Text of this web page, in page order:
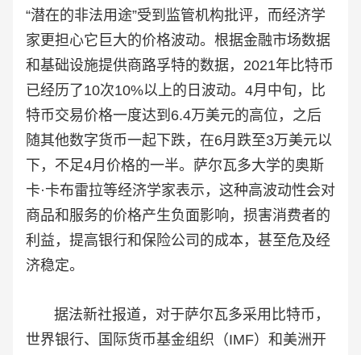
“潜在的非法用途”受到监管机构批评，而经济学
家更担心它巨大的价格波动。根据金融市场数据
和基础设施提供商路孚特的数据，2021年比特币
已经历了10次10%以上的日波动。4月中旬，比
特币交易价格一度达到6.4万美元的高位，之后
随其他数字货币一起下跌，在6月跌至3万美元以
下，不足4月价格的一半。萨尔瓦多大学的奥斯
卡·卡布雷拉等经济学家表示，这种高波动性会对
商品和服务的价格产生负面影响，损害消费者的
利益，提高银行和保险公司的成本，甚至危及经
济稳定。
据法新社报道，对于萨尔瓦多采用比特币，
世界银行、国际货币基金组织（IMF）和美洲开